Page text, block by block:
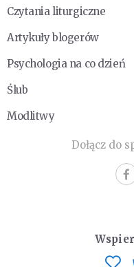
Czytania liturgiczne
Artykuły blogerów
Psychologia na co dzień
Ślub
Modlitwy
Dołącz do